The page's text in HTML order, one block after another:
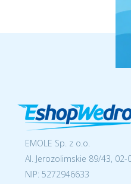
EMOLE Sp. z o.o.
Al. Jerozolimskie 89/43, 02-
NIP: 5272946633